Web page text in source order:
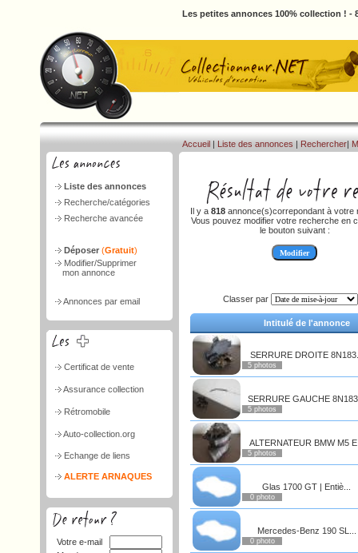
Les petites annonces 100% collection ! -
Liste des annonces
Recherche/catégories
Recherche avancée
Déposer (Gratuit)
Modifier/Supprimer
mon annonce
Annonces par email
Certificat de vente
Assurance collection
Rétromobile
Auto-collection.org
Echange de liens
ALERTE ARNAQUES
Votre e-mail
Accueil | Liste des annonces | Rechercher|
Il y a 818 annonce(s)correpondant à votre
Vous pouvez modifier votre recherche en
le bouton suivant :
Classer par
Intitulé de l'annonce
SERRURE DROITE
5 photos
SERRURE GAUCHE
5 photos
ALTERNATEUR BMW M5
5 photos
Glas 1700 GT | Entiè...
0 photo
Mercedes-Benz 190 SL...
0 photo